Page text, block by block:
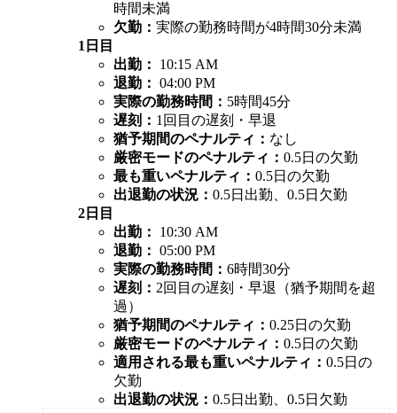
時間未満
欠勤： 実際の勤務時間が4時間30分未満
1日目
出勤：
10:15 AM
退勤： 04:00 PM
実際の勤務時間： 5時間45分
遅刻： 1回目の遅刻・早退
猶予期間のペナルティ： なし
厳密モードのペナルティ： 0.5日の欠勤
最も重いペナルティ： 0.5日の欠勤
出退勤の状況： 0.5日出勤、0.5日欠勤
2日目
出勤：
10:30 AM
退勤： 05:00 PM
実際の勤務時間： 6時間30分
遅刻： 2回目の遅刻・早退（猶予期間を超
過）
猶予期間のペナルティ： 0.25日の欠勤
厳密モードのペナルティ： 0.5日の欠勤
適用される最も重いペナルティ： 0.5日の
欠勤
出退勤の状況： 0.5日出勤、0.5日欠勤